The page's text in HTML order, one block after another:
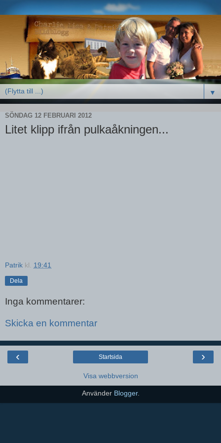
▼
SÖNDAG 12 FEBRUARI 2012
Litet klipp ifrån pulkaåkningen...
Patrik kl. 19:41
Dela
Inga kommentarer:
Skicka en kommentar
‹ ›
Startsida
Visa webbversion
Använder Blogger.